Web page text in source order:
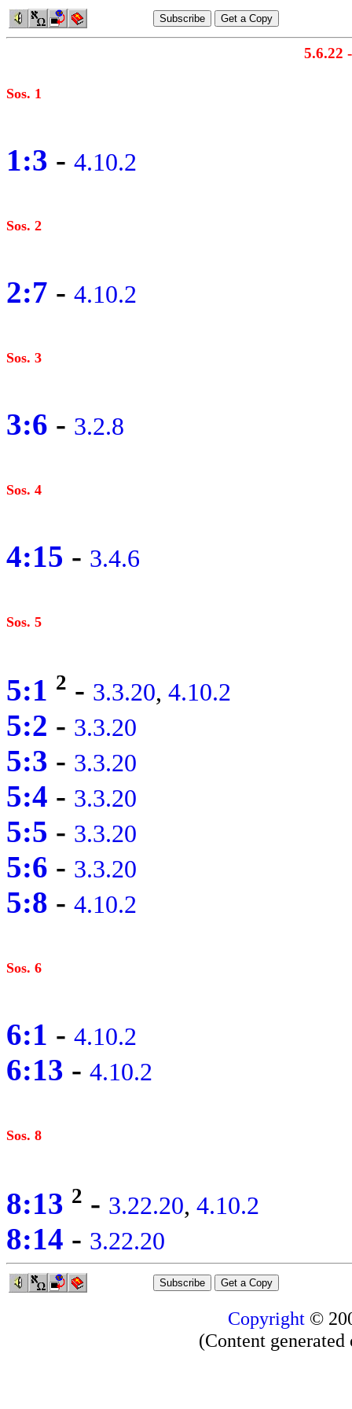
5.6.22
Sos. 1
1:3 - 4.10.2
Sos. 2
2:7 - 4.10.2
Sos. 3
3:6 - 3.2.8
Sos. 4
4:15 - 3.4.6
Sos. 5
5:1 2 - 3.3.20, 4.10.2
5:2 - 3.3.20
5:3 - 3.3.20
5:4 - 3.3.20
5:5 - 3.3.20
5:6 - 3.3.20
5:8 - 4.10.2
Sos. 6
6:1 - 4.10.2
6:13 - 4.10.2
Sos. 8
8:13 2 - 3.22.20, 4.10.2
8:14 - 3.22.20
Copyright©
(Content